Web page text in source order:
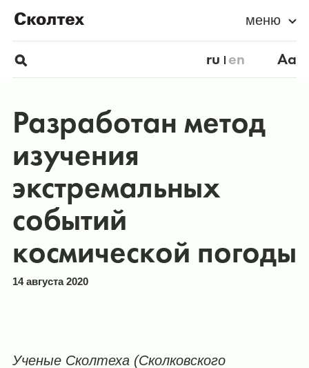
меню
ru en Aa
Разработан метод
изучения
экстремальных
событий
космической погоды
14 августа 2020
Ученые Сколтеха (Сколковского